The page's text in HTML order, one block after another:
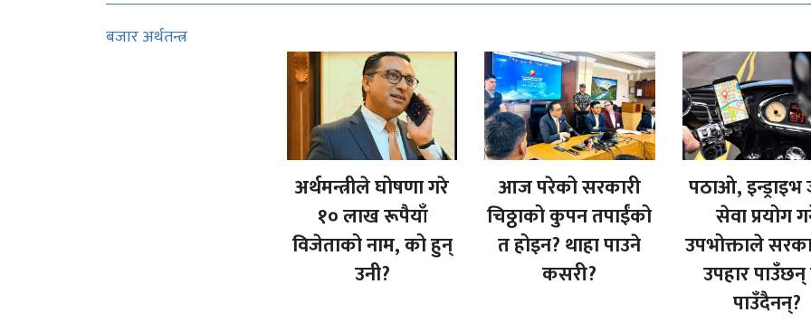
बजार अर्थतन्त्र
अर्थमन्त्रीले घोषणा गरे
१० लाख रूपैयाँ
विजेताको नाम, को हुन्
उनी?
आज परेको सरकारी
चिठ्ठाको कुपन तपाईंको
त होइन? थाहा पाउने
कसरी?
पठाओ, इन्ड्राइभ
सेवा प्रयोग
उपभोक्ताले
उपहार
पाउँदैनन्?